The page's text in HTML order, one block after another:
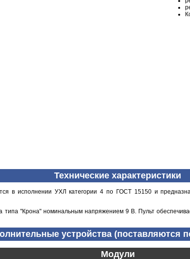
Технические характеристики
в исполнении УХЛ категории 4 по ГОСТ 15150 и
типа "Крона" номинальным напряжением 9 В. Пульт
устройства (поставляются
Модули